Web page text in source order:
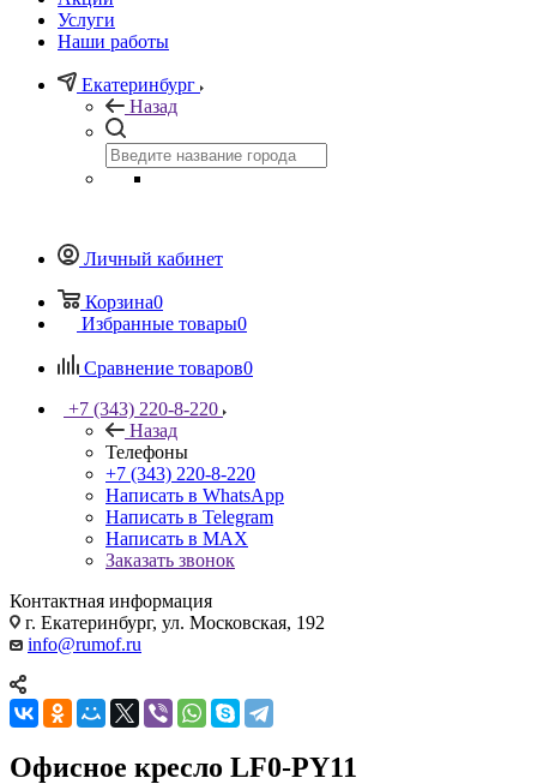
Услуги
Наши работы
Екатеринбург
Назад
Личный кабинет
Корзина0
Избранные товары0
Сравнение товаров0
+7 (343) 220-8-220
Назад
Телефоны
+7 (343) 220-8-220
Написать в WhatsApp
Написать в Telegram
Написать в MAX
Заказать звонок
Контактная информация
г. Екатеринбург, ул. Московская, 192
info@rumof.ru
Офисное кресло LF0-PY11